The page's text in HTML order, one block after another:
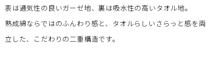
表は通気性の良いガーゼ地、裏は吸水性の高いタオル地。
熟成綿ならではのふんわり感と、タオルらしいさらっと感を両
立した、こだわりの二重構造です。